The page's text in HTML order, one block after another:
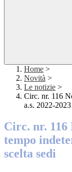
Home >
Novità >
Le notizie >
Circ. nr. 116
a.s. 2022-
Circ. nr. 116
tempo
scelta sedi